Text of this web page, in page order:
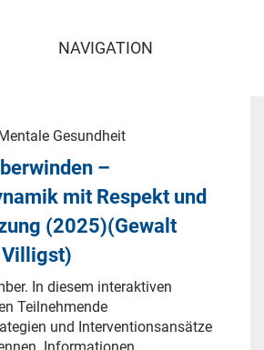
NAVIGATION
Gesundheit
–
mit Respekt und
(2025)(Gewalt
In diesem interaktiven
Teilnehmende
und Interventionsansätze